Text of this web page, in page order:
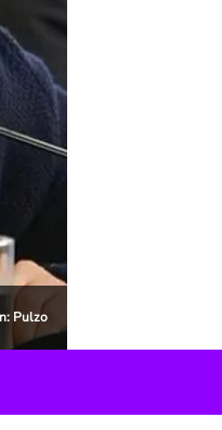
Pulzo